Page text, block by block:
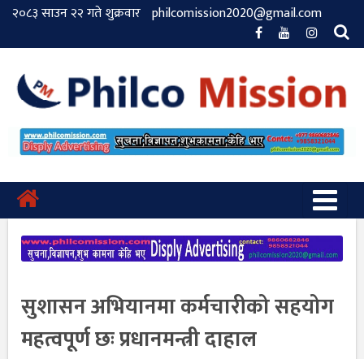
२०८३ साउन २२ गते शुक्रवार philcomission2020@gmail.com
सुशासन अभियानमा कर्मचारीको सहयोग
महत्वपूर्ण छः प्रधानमन्त्री दाहाल